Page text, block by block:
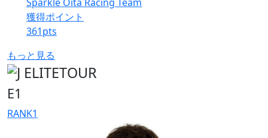
獲得ポイント
361pts
もっと見る
E1
RANK1